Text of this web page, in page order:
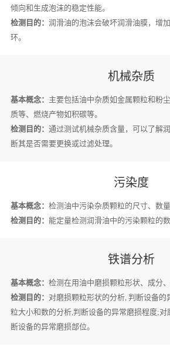
倾向和生成泡沫的稳定性能。
检测目的： 润滑油的泡沫会破坏润滑油膜，增
环。
机械杂质
基本概念： 主要包括油中杂质如金属颗粒和粉
质等、燃烧产物如积碳等。
检测目的： 通过测试机械杂质含量，可以了解
断其是否需要更换或过滤处理。
污染度
基本概念： 检测油中污染杂质颗粒的尺寸、数量
检测目的： 能定量检测润滑油中的污染颗粒的
铁谱分析
基本概念： 检测在用油中磨损颗粒形状、成分、
检测目的： 对磨损颗粒形状的分析, 判断设备的
粒大小和数的分析,判断设备的异常磨损程度;对
断设备的异常磨损部位。